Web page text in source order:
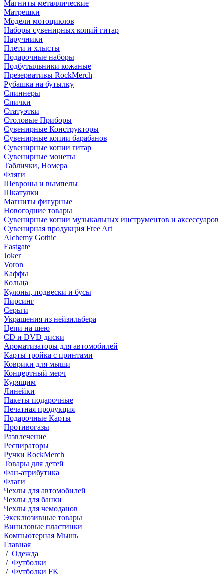
Магниты металлические
Матрешки
Модели мотоциклов
Наборы сувенирных копий гитар
Наручники
Плети и хлысты
Подарочные наборы
Подбутыльники кожаные
Презервативы RockMerch
Рубашка на бутылку
Спиннеры
Спички
Статуэтки
Столовые Приборы
Сувенирные Конструкторы
Сувенирные копии барабанов
Сувенирные копии гитар
Сувенирные монеты
Таблички, Номера
Фляги
Шевроны и вымпелы
Шкатулки
Магниты фигурные
Новогодние товары
Сувенирные копии музыкальных инструментов и аксессуаров
Сувенирная продукция Free Art
Alchemy Gothic
Eastgate
Joker
Voron
Каффы
Кольца
Кулоны, подвески и бусы
Пирсинг
Серьги
Украшения из нейзильбера
Цепи на шею
CD и DVD диски
Ароматизаторы для автомобилей
Карты тройка с принтами
Коврики для мыши
Концертный мерч
Курящим
Линейки
Пакеты подарочные
Печатная продукция
Подарочные Карты
Противогазы
Развлечение
Респираторы
Ручки RockMerch
Товары для детей
Фан-атрибутика
Флаги
Чехлы для автомобилей
Чехлы для банки
Чехлы для чемоданов
Эксклюзивные товары
Виниловые пластинки
Компьютерная Мышь
Главная
/ Одежда
/ Футболки
/ Футболки FK